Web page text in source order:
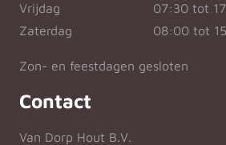
Vrijdag
07:30 tot
Zaterdag
08:00 tot
Zon- en feestdagen gesloten
Contact
Van Dorp Hout B.V.